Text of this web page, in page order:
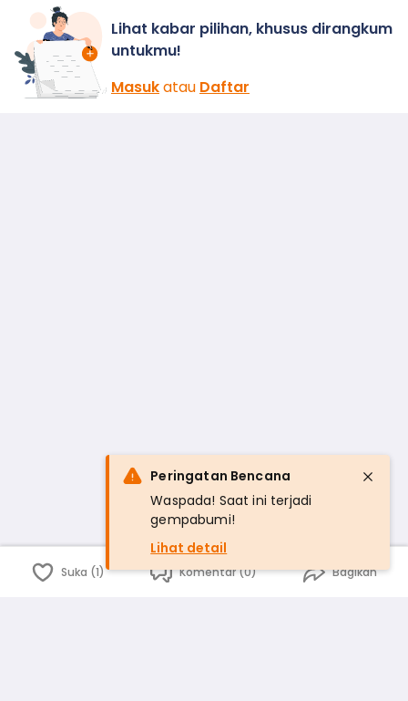
Lihat kabar pilihan, khusus dirangkum
untukmu!
Masukatau Daftar
Suka (1) Komentar (0) Bagikan
Peringatan Bencana
Waspada! Saat ini terjadi
gempabumi!
Lihat detail